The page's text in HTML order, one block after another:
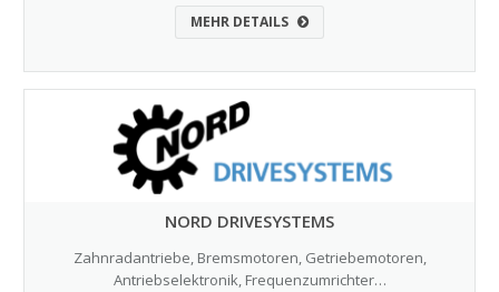
MEHR DETAILS
NORD DRIVESYSTEMS
Zahnradantriebe, Bremsmotoren, Getriebemotoren,
Antriebselektronik, Frequenzumrichter…